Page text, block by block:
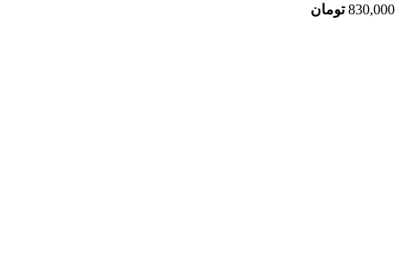
830,000 تومان